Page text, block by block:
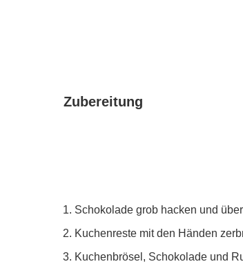
Zubereitung
Schokolade grob hacken und
Kuchenreste mit den Händen
Kuchenbrösel, Schokolade und